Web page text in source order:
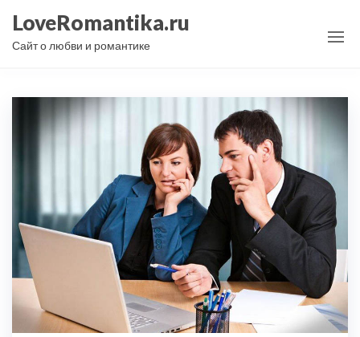
содержимому
LoveRomantika.ru
Сайт о любви и романтике